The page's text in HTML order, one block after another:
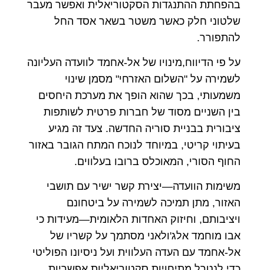
בהפחתת ההתנגדות הסקטוריאלית ואפשר מעבר
שלטוני חלק כאשר משטר בשאר אסד החל
להתפורר.
על פי הדיווח,מינויו של אל-אחמד לוועדה העליונה
לשמירה על "השלום האזרחי" מסמן שינוי
משמעותי, בכך שהוא הופך את מערכת היחסים
בין השניים מסוד של חברות פרטית לשותפות
ציבורית בבניית סוריה החדשה. צעד זה מגיע
בעיתוי קריטי, במיוחד לנוכח המתח הגובר באזור
החוף הסורי, המאוכלס ברובו בעלווים.
משימות הוועדה—יצירת קשר ישיר עם תושבי
האזור, מתן תמיכה לשמירה על ביטחונם
ויציבותם, וחיזוק האחדות הלאומית—מעידות כי
אבו מוחמד אלג'ולאני מסתמך על קשריו של
אל-אחמד עם העדה העלווית ועל ניסיונו הפוליטי